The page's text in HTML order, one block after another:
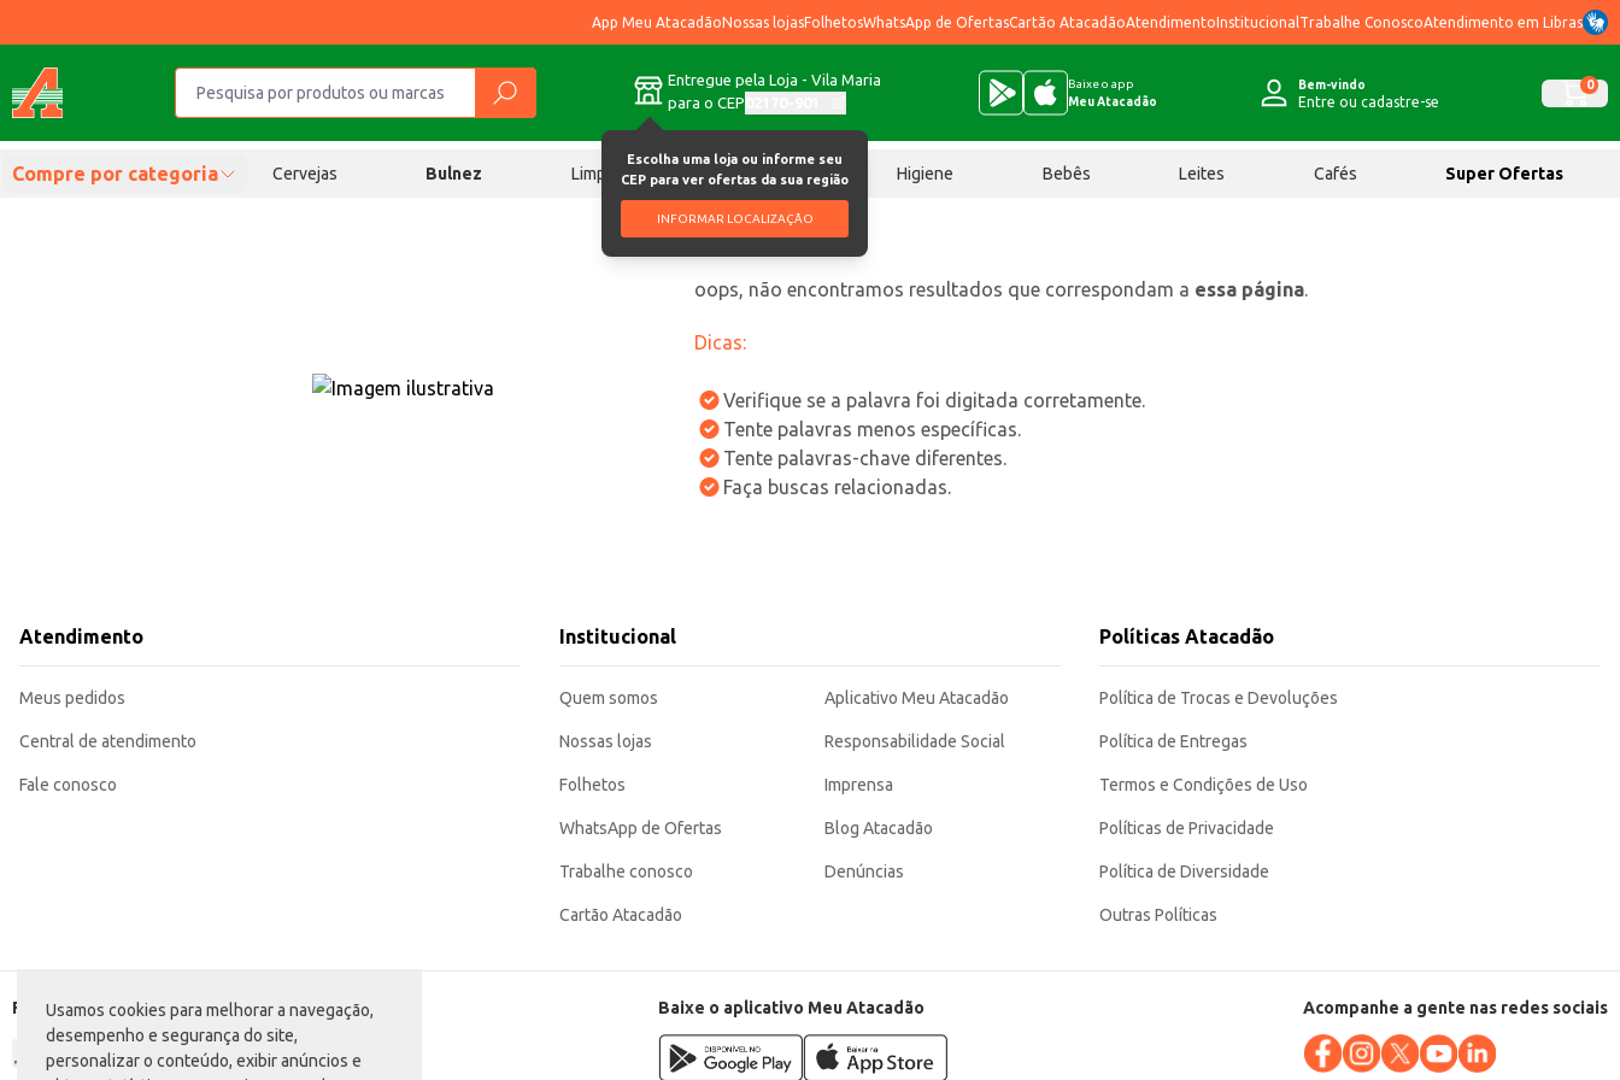
Usamos cookies para melhorar a navegação,
desempenho e segurança do site,
personalizar o conteúdo, exibir anúncios e
App Meu AtacadãoNossas lojasFolhetosWhatsApp de OfertasCartão AtacadãoAtendimentoInstitucional Trabalhe ConoscoAtendimento em Libras
Entregue pela Loja - Vila Maria
para o CEP
Escolha uma loja ou informe seu
CEP para ver ofertas da sua região
INFORMAR LOCALIZAÇÃO
Baixe o app
Meu Atacadão
Bem-vindo
Entre ou cadastre-se
0
Compre por categoria Cervejas Bulnez Limpeza Chocolates Higiene Bebês Leites Cafés Super Ofertas
oops, não encontramos resultados que correspondam a essa página.
Dicas:
Verifique se a palavra foi digitada corretamente.
Tente palavras menos específicas.
Tente palavras-chave diferentes.
Faça buscas relacionadas.
Atendimento
Meus pedidos
Central de atendimento
Fale conosco
Institucional
Quem somos
Nossas lojas
Folhetos
WhatsApp de Ofertas
Trabalhe conosco
Cartão Atacadão
Aplicativo Meu Atacadão
Responsabilidade Social
Imprensa
Blog Atacadão
Denúncias
Políticas Atacadão
Política de Trocas e Devoluções
Política de Entregas
Termos e Condições de Uso
Políticas de Privacidade
Política de Diversidade
Outras Políticas
Formas de pagamento Baixe o aplicativo Meu Atacadão Acompanhe a gente nas redes sociais